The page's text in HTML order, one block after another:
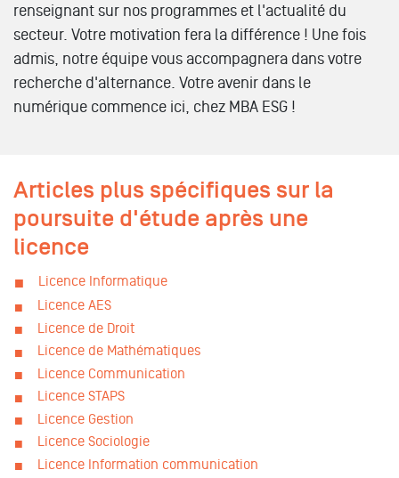
renseignant sur nos programmes et l'actualité du
secteur. Votre motivation fera la différence ! Une fois
admis, notre équipe vous accompagnera dans votre
recherche d'alternance. Votre avenir dans le
numérique commence ici, chez MBA ESG !
Articles plus spécifiques sur la
poursuite d'étude après une
licence
Licence Informatique
Licence AES
Licence de Droit
Licence de Mathématiques
Licence Communication
Licence STAPS
Licence Gestion
Licence Sociologie
Licence Information communication